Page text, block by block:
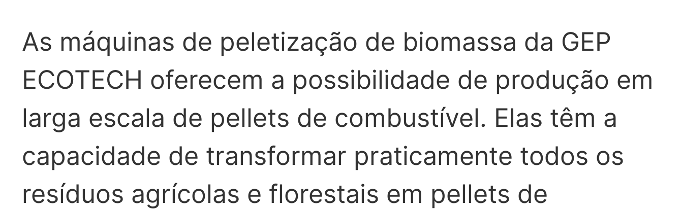
As máquinas de peletização de biomassa da GEP
ECOTECH oferecem a possibilidade de produção em
larga escala de pellets de combustível. Elas têm a
capacidade de transformar praticamente todos os
resíduos agrícolas e florestais em pellets de